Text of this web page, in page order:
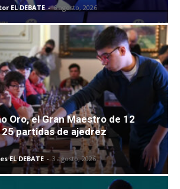
EL DEBATE - 6 agosto, 2026
Oro, el Gran Maestro de 12
partidas de ajedrez
EL DEBATE - 3 agosto, 2026